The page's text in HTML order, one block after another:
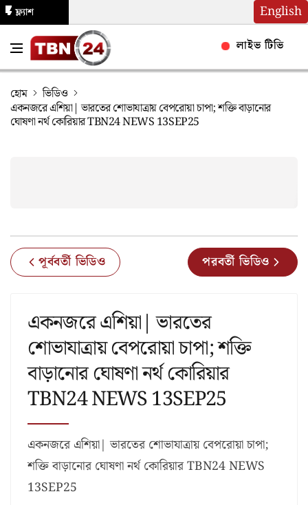
English
ফ্ল্যাশ
লাইভ টিভি
হোম
ভিডিও
একনজরে এশিয়া| ভারতের শোভাযাত্রায় বেপরোয়া চাপা; শক্তি বাড়ানোর
ঘোষণা নর্থ কোরিয়ার TBN24 NEWS 13SEP25
পূর্ববর্তী ভিডিও পরবর্তী ভিডিও
একনজরে এশিয়া| ভারতের
শোভাযাত্রায় বেপরোয়া চাপা; শক্তি
বাড়ানোর ঘোষণা নর্থ কোরিয়ার
TBN24 NEWS 13SEP25
একনজরে এশিয়া| ভারতের শোভাযাত্রায় বেপরোয়া চাপা;
শক্তি বাড়ানোর ঘোষণা নর্থ কোরিয়ার TBN24 NEWS
13SEP25